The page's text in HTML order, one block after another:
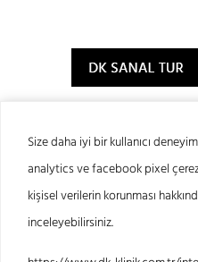
Size daha iyi bir kullanıcı
analytics ve facebook pixel
kişisel verilerin korunması
inceleyebilirsiniz.
© 2024 DK Klinik